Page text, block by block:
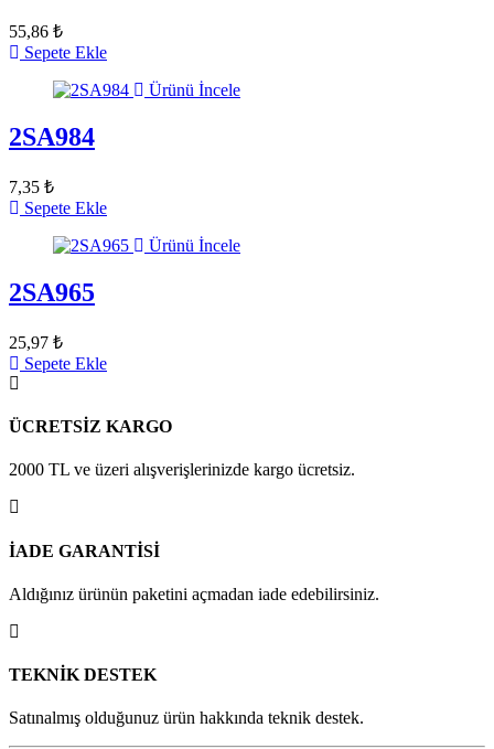
55,86 ₺
Sepete Ekle
Ürünü İncele
2SA984
7,35 ₺
Sepete Ekle
Ürünü İncele
2SA965
25,97 ₺
Sepete Ekle
ÜCRETSİZ KARGO
2000 TL ve üzeri alışverişlerinizde kargo ücretsiz.
İADE GARANTİSİ
Aldığınız ürünün paketini açmadan iade edebilirsiniz.
TEKNİK DESTEK
Satınalmış olduğunuz ürün hakkında teknik destek.